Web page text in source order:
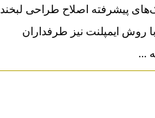
پیشرفته اصلاح طراحی لبخند
روش ایمپلنت نیز طرفداران
...